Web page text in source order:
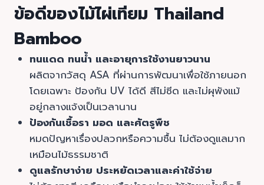
ข้อดีของไม้ไผ่เทียม Thailand
Bamboo
ทนแดด ทนน้ำ และอายุการใช้งานยาวนาน
ผลิตจากวัสดุ ASA ที่ผ่านการพัฒนาเพื่อใช้ภายนอก
โดยเฉพาะ ป้องกัน UV ได้ดี สีไม่ซีด และไม่ผุพังแม้
อยู่กลางแจ้งเป็นเวลานาน
ป้องกันเชื้อรา มอด และศัตรูพืช
หมดปัญหาเรื่องปลวกหรือความชื้น ไม่ต้องดูแลมาก
เหมือนไม้ธรรมชาติ
ดูแลรักษาง่าย ประหยัดเวลาและค่าใช้จ่าย